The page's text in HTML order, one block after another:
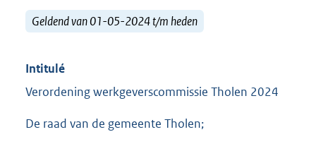
Geldend van 01-05-2024 t/m heden
Intitulé
Verordening werkgeverscommissie Tholen 2024
De raad van de gemeente Tholen;